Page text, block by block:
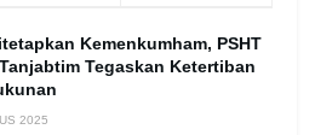
Kemenkumham, PSHT
Tegaskan Ketertiban
2025